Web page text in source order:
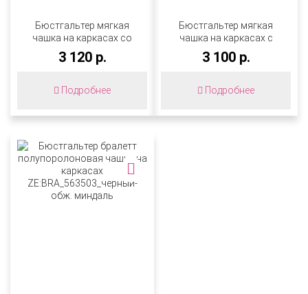
Бюстгальтер мягкая
чашка на каркасах со
съемными стрепами
ZE:BRA_553009_румба-
3 120 р.
Подробнее
Бюстгальтер мягкая
чашка на каркасах с
широкими бретелями
ZE:BRA_578538_серебристый
3 100 р.
Подробнее